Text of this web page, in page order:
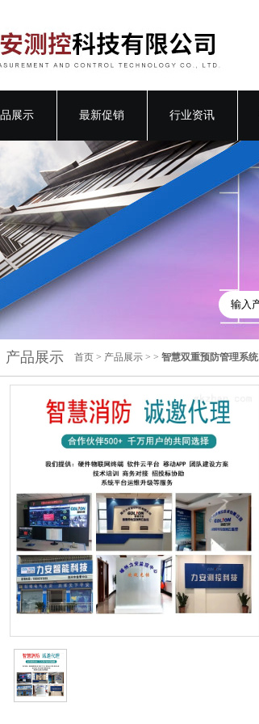
展示 最新促销 行业资讯
产品展示 首页 > 产品展示 > > 智慧双重预防管理系统